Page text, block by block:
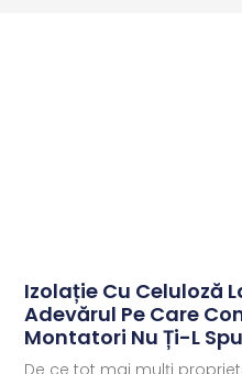
Izolație Cu Celuloză
Adevărul Pe Care
Montatori Nu Ți-L
De ce tot mai mulți